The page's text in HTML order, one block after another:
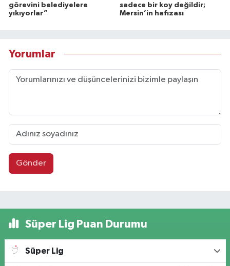
görevini belediyelere
yıkıyorlar”
sadece bir koy değildir;
Mersin’in hafızası
Yorumlar
Gönder
Süper Lig Puan Durumu
Süper Lig